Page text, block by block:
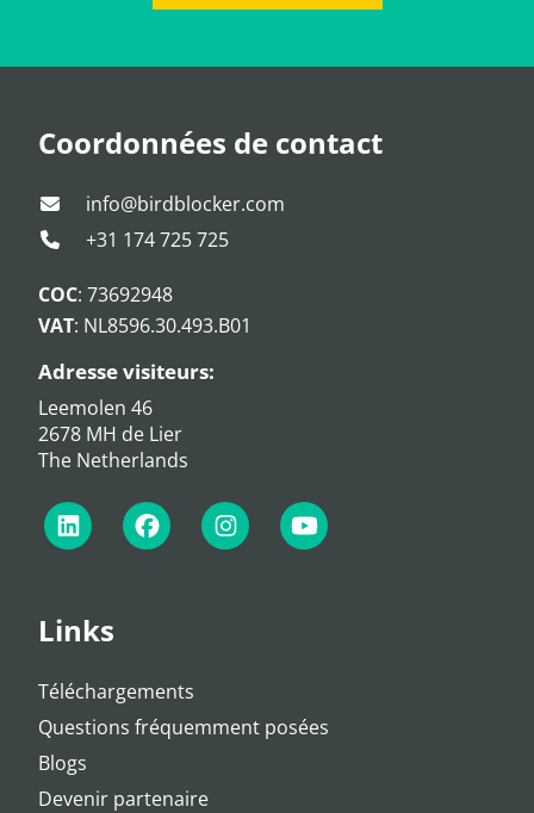
Coordonnées de contact
info@birdblocker.com
+31 174 725 725
COC: 73692948
VAT: NL8596.30.493.B01
Adresse visiteurs:
Leemolen 46
2678 MH de Lier
The Netherlands
Links
Téléchargements
Questions fréquemment posées
Blogs
Devenir partenaire